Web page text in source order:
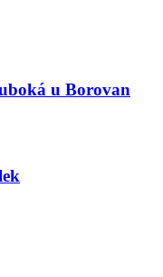
u Borovan